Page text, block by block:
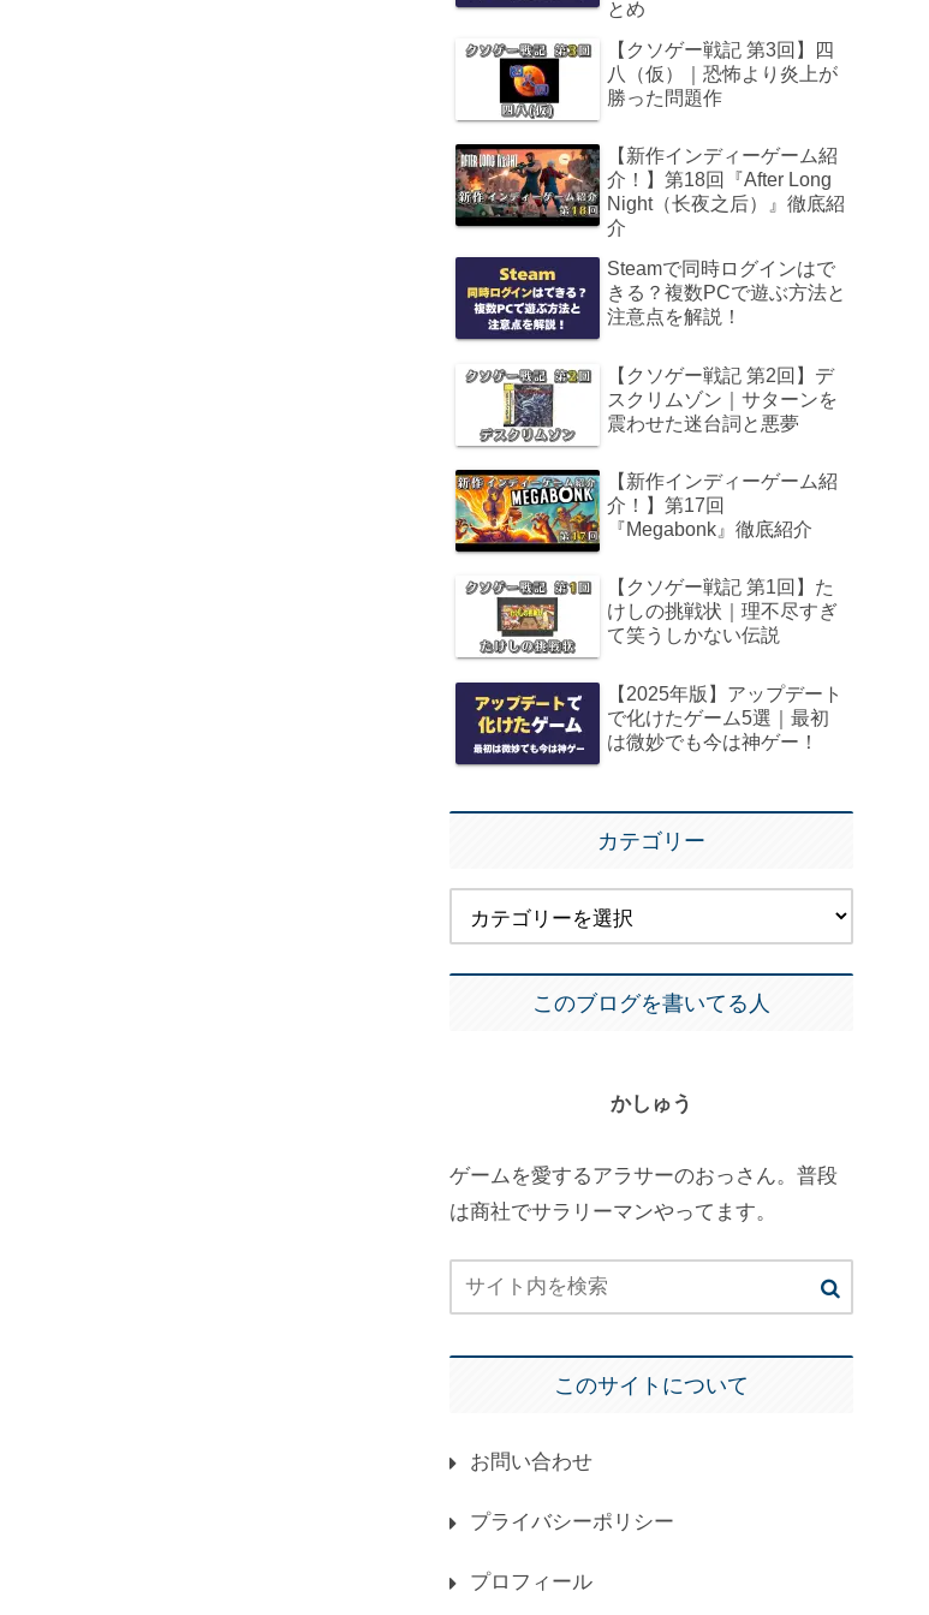
とめ
【クソゲー戦記 第3回】四
八（仮）｜恐怖より炎上が
勝った問題作
【新作インディーゲーム紹
介！】第18回『After Long
Night（长夜之后）』徹底紹
介
Steamで同時ログインはで
きる？複数PCで遊ぶ方法と
注意点を解説！
【クソゲー戦記 第2回】デ
スクリムゾン｜サターンを
震わせた迷台詞と悪夢
【新作インディーゲーム紹
介！】第17回
『Megabonk』徹底紹介
【クソゲー戦記 第1回】た
けしの挑戦状｜理不尽すぎ
て笑うしかない伝説
【2025年版】アップデート
で化けたゲーム5選｜最初
は微妙でも今は神ゲー！
カテゴリー
このブログを書いてる人
かしゅう
ゲームを愛するアラサーのおっさん。普段
は商社でサラリーマンやってます。
このサイトについて
お問い合わせ
プライバシーポリシー
プロフィール